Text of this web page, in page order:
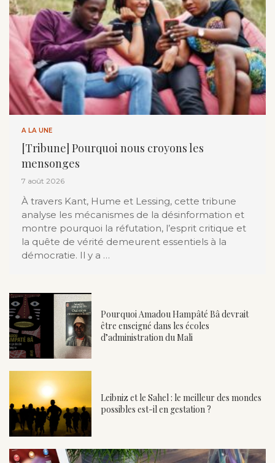
A LA UNE
[Tribune] Pourquoi nous croyons les
mensonges
7 août 2026
À travers Kant, Hume et Lessing, cette tribune
analyse les mécanismes de la désinformation et
montre pourquoi la réfutation, l’esprit critique et
la quête de vérité demeurent essentiels à la
démocratie. Il y a …
Pourquoi Amadou Hampâté Bâ devrait
être enseigné dans les écoles
d’administration du Mali
Leibniz et le Sahel : le meilleur des mondes
possibles est-il en gestation ?